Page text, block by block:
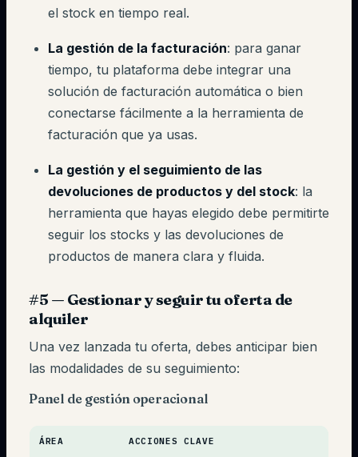
el stock en tiempo real.
La gestión de la facturación: para ganar
tiempo, tu plataforma debe integrar una
solución de facturación automática o bien
conectarse fácilmente a la herramienta de
facturación que ya usas.
La gestión y el seguimiento de las
devoluciones de productos y del stock: la
herramienta que hayas elegido debe permitirte
seguir los stocks y las devoluciones de
productos de manera clara y fluida.
#5 — Gestionar y seguir tu oferta de
alquiler
Una vez lanzada tu oferta, debes anticipar bien
las modalidades de su seguimiento:
Panel de gestión operacional
ÁREA ACCIONES CLAVE